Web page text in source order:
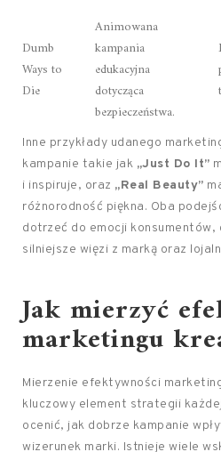
Dumb
Ways to
Die
Animowana
kampania
edukacyjna
dotycząca
bezpieczeństwa.
Inne przykłady udanego
kampanie takie jak „Just Do It”
i inspiruje, oraz „Real Beauty”
różnorodność piękna. Oba
dotrzeć do emocji konsumentów,
silniejsze więzi z marką oraz
Jak mierzyć
marketingu
Mierzenie efektywności
kluczowy element strategii
ocenić, jak dobrze kampanie
wizerunek marki. Istnieje wiele